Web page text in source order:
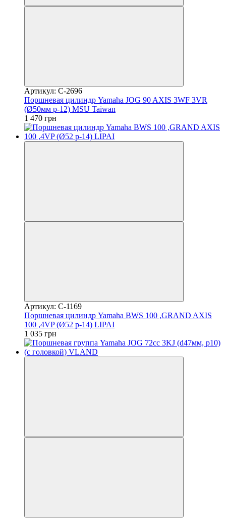
Артикул: C-2696
Поршневая цилиндр Yamaha JOG 90 AXIS 3WF 3VR
(Ø50мм p-12) MSU Taiwan
1 470 грн
Артикул: C-1169
Поршневая цилиндр Yamaha BWS 100 ,GRAND AXIS
100 ,4VP (Ø52 p-14) LIPAI
1 035 грн